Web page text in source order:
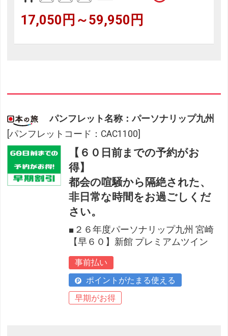
17,050円～59,950円
パンフレット名称：パーソナリップ九州
[パンフレットコード：CAC1100]
【６０日前までの予約がお
得】
都会の喧騒から隔絶された、
非日常な時間をお過ごしくだ
さい。
■２６年度パーソナリップ九州 宮崎
【早６０】新館 プレミアムツイン
事前払い
ポイントがたまる使える
早期がお得